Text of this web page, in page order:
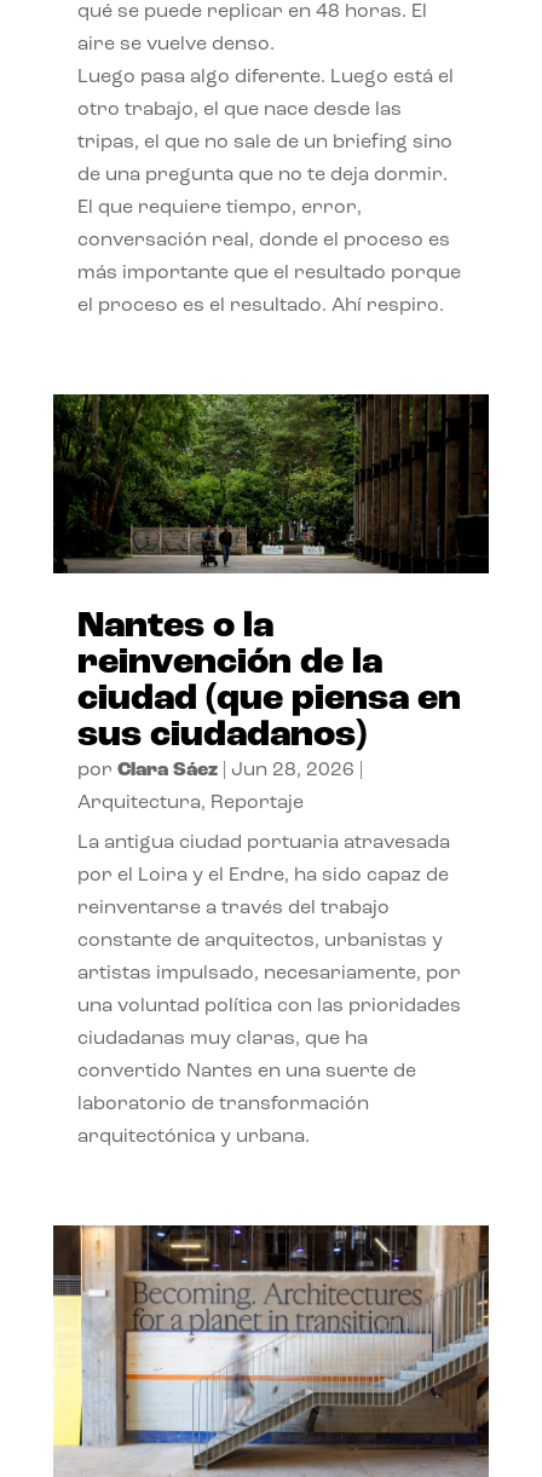
qué se puede replicar en 48 horas. El
aire se vuelve denso.
Luego pasa algo diferente. Luego está el
otro trabajo, el que nace desde las
tripas, el que no sale de un briefing sino
de una pregunta que no te deja dormir.
El que requiere tiempo, error,
conversación real, donde el proceso es
más importante que el resultado porque
el proceso es el resultado. Ahí respiro.
Nantes o la
reinvención de la
ciudad (que piensa en
sus ciudadanos)
por Clara Sáez| Jun 28, 2026
Arquitectura, Reportaje
La antigua ciudad portuaria atravesada
por el Loira y el Erdre, ha sido capaz de
reinventarse a través del trabajo
constante de arquitectos, urbanistas y
artistas impulsado, necesariamente, por
una voluntad política con las prioridades
ciudadanas muy claras, que ha
convertido Nantes en una suerte de
laboratorio de transformación
arquitectónica y urbana.